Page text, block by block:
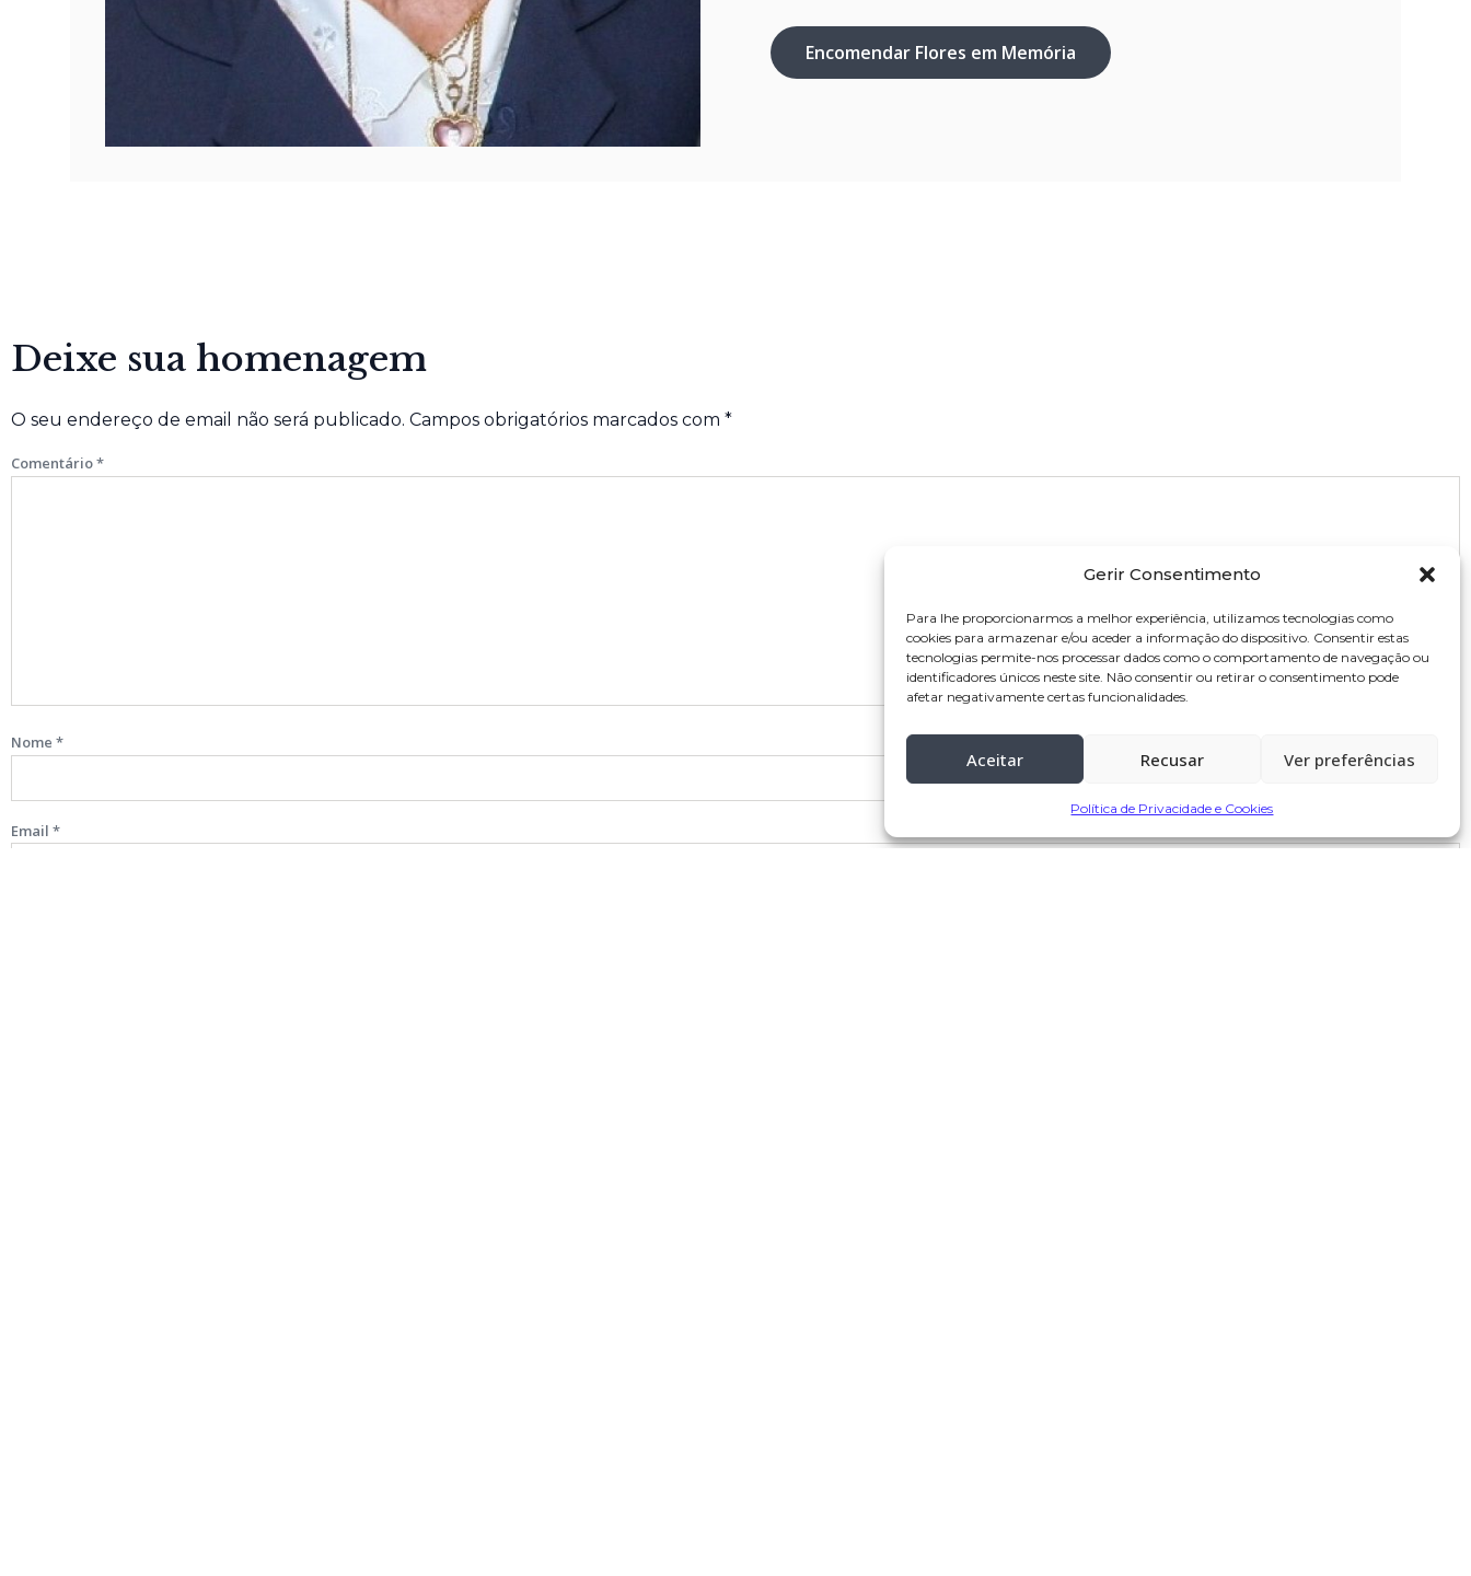
Gerir Consentimento
Para lhe proporcionarmos a melhor experiência, utilizamos tecnologias como
cookies para armazenar e/ou aceder a informação do dispositivo. Consentir estas
tecnologias permite-nos processar dados como o comportamento de navegação ou
identificadores únicos neste site. Não consentir ou retirar o consentimento pode
afetar negativamente certas funcionalidades.
Aceitar Recusar Ver preferências
Política de Privacidade e Cookies
Encomendar Flores em Memória
Deixe sua homenagem
O seu endereço de email não será publicado. Campos obrigatórios marcados com *
Comentário*
Nome *
Email *